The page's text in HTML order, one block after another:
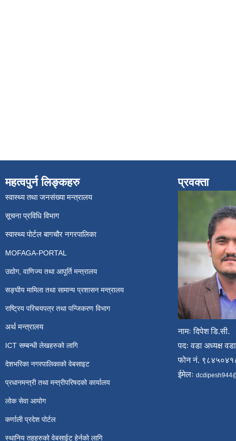
महत्वपुर्न लिङ्कहरु
स्वास्थ्य तथा जनसंख्या मन्त्रालय
सूचना प्रविधि विभाग
स्वास्थ्य पोर्टल बागचौर नगरपालिका
MOFAGA-PORTAL
उद्योग, वाणिज्य तथा आपूर्ति मन्त्रालय
सङ्घीय मामिला तथा सामान्य प्रशासन मन्त्रालय
राष्ट्रिय परिचयपत्र तथा पन्जिकरण विभाग
अर्थ मन्त्रालय
ICT सम्बन्धी लेखहरुको लागि
देशभरिका नगरपालिकाको वेबसाइट
प्रधानमन्त्री तथा मन्त्रीपरिषदको कार्यालय
लोक सेवा आयोग
कर्णाली प्रदेश पोर्टल
स्थानिय तहहरुको वेबसाईट हेर्नको लागि
प्रवक्ता
नामः दिपेश डि.सी.
पदः वडा अध्यक्ष
फोन नं.
ईमेलः